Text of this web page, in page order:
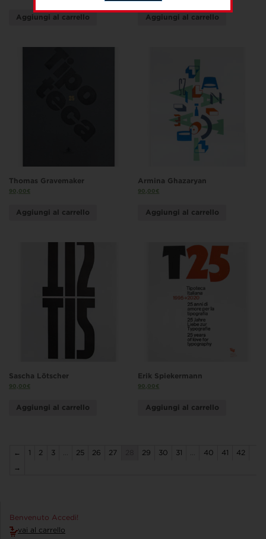
Aggiungi al carrello Aggiungi al carrello
Thomas Gravemaker
90,00€
Aggiungi al carrello
Armina Ghazaryan
90,00€
Aggiungi al carrello
Sascha Lötscher
90,00€
Aggiungi al carrello
Erik Spiekermann
90,00€
Aggiungi al carrello
← 1 2 3 … 25 26 27 29 30 31 … 40 41
42
→
Benvenuto Accedi!
vai al carrello